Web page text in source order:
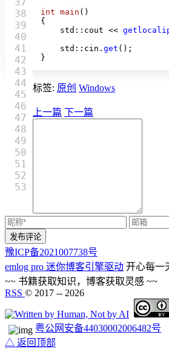
38
39
40
41
42
43
44
45
46
47
48
49
50
51
52
int main ()
{
    std::cout <<
    std::cin.
get ();
}
标签: 原创 Windows
上一篇 下一篇
豫ICP备2021007738号
emlog pro 迷你博客引擎驱动 开心每一
~~ 书籍获取知识，博客获取灵感 ~~
RSS © 2017 -- 2026
粤公网安备44030002006482号
△ 返回顶部